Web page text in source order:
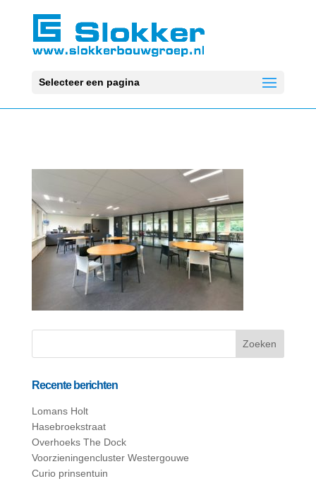
Selecteer een pagina
Recente berichten
Lomans Holt
Hasebroekstraat
Overhoeks The Dock
Voorzieningencluster Westergouwe
Curio prinsentuin